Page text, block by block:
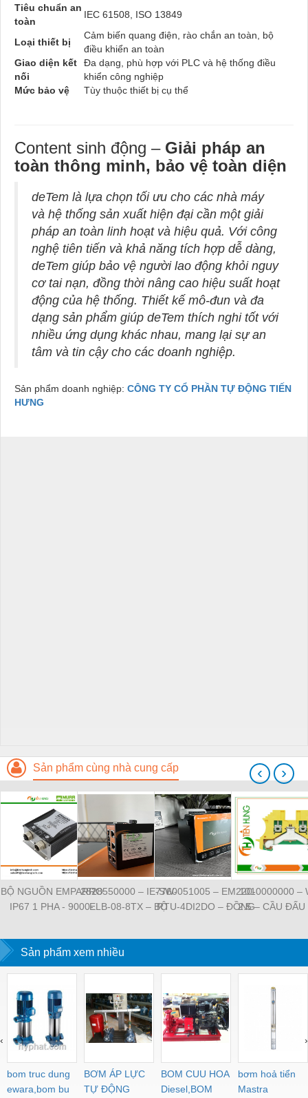
Tiêu chuẩn an
toàn
IEC 61508, ISO 13849
Loại thiết bị
Cảm biến quang điện, rào chắn an toàn, bộ
điều khiển an toàn
Giao diện kết
nối
Đa dạng, phù hợp với PLC và hệ thống điều
khiển công nghiệp
Mức bảo vệ
Tùy thuộc thiết bị cụ thể
Content sinh động – Giải pháp an
toàn thông minh, bảo vệ toàn diện
deTem là lựa chọn tối ưu cho các nhà máy
và hệ thống sản xuất hiện đại cần một giải
pháp an toàn linh hoạt và hiệu quả. Với công
nghệ tiên tiến và khả năng tích hợp dễ dàng,
deTem giúp bảo vệ người lao động khỏi nguy
cơ tai nạn, đồng thời nâng cao hiệu suất hoạt
động của hệ thống. Thiết kế mô-đun và đa
dạng sản phẩm giúp deTem thích nghi tốt với
nhiều ứng dụng khác nhau, mang lại sự an
tâm và tin cậy cho các doanh nghiệp.
Sản phẩm doanh nghiệp: CÔNG TY CỔ PHẦN TỰ ĐỘNG TIẾN
HƯNG
Sản phẩm cùng nhà cung cấp
BỘ NGUỒN EMPARRO
IP67 1 PHA - 9000-
EMPARRO IP67
POWER SUPPLY 1-
PHASE
2828550000 – IE-SW-
ELB-08-8TX – BỘ
RJ45 – WEIDMULLER
7760051005 – EM220-
RTU-4DI2DO – ĐỒNG
ĐO ĐIỆN ÁP –
1010000000 –
2.5 – CẦU ĐẤU
‹ ›
Sản phẩm xem nhiều
bom truc dung
ewara,bom bu
BƠM ÁP LỰC
TỰ ĐỘNG
BOM CUU HOA
Diesel,BOM
bơm hoả tiển
Mastra
‹ ›